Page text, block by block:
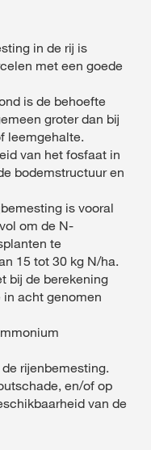
in de rij is
met een goede
is de behoefte
groter dan bij
leemgehalte.
van het fosfaat in
bodemstructuur en
is vooral
om de N-
te
15 tot 30 kg N/ha.
bij de berekening
acht genomen
rijenbemesting.
en/of op
van de